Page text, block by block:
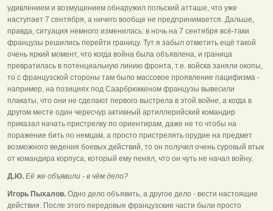
удивлением и возмущением обнаружил польский атташе, что уже
наступает 7 сентября, а ничего вообще не предпринимается. Дальше,
правда, ситуация немного изменилась: в ночь на 7 сентября всё-таки
французы решились перейти границу. Тут я забыл отметить ещё такой
очень яркий момент, что когда война была объявлена, и граница
превратилась в потенциальную линию фронта, т.е. войска заняли окопы,
то с французской стороны там было массовое проявление пацифизма -
например, на позициях под Саарбрюккеном французы вывесили
плакаты, что они не сделают первого выстрела в этой войне, а когда в
другом месте один чересчур активный артиллерийский командир
приказал начать пристрелку по ориентирам, даже не то чтобы на
поражение бить по немцам, а просто пристрелять орудие на предмет
возможного ведения боевых действий, то он получил очень суровый втык
от командира корпуса, который ему пенял, что он чуть не начал войну.
Д.Ю. Её же объявили - в чём дело?
Игорь Пыхалов. Одно дело объявить, а другое дело - вести настоящие
действия. После этого передовые французские части были просто